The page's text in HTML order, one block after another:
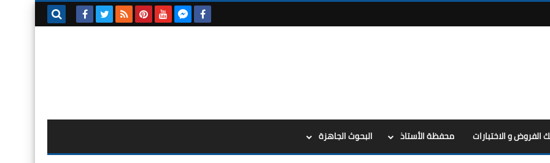
الفروض و الاختبارات محفظة الأستاذ البحوث الجاهزة